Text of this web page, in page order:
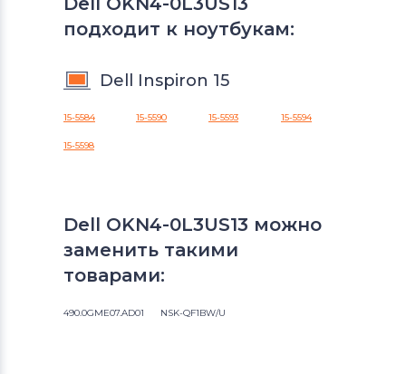
подходит к ноутбукам:
Dell Inspiron 15
15-5584 15-5590 15-5593 15-5594
15-5598
Dell OKN4-0L3US13 можно
заменить такими
товарами:
490.0GME07.AD01 NSK-QF1BW/U